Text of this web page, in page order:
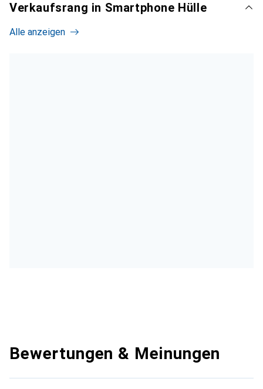
Verkaufsrang in Smartphone Hülle
Alle anzeigen
Bewertungen & Meinungen